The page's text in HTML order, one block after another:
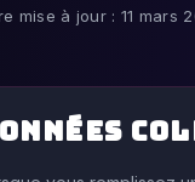
mise à jour : 11 mars